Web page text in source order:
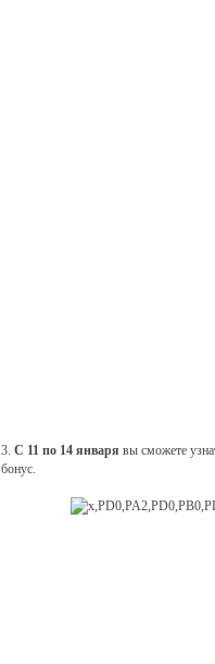
3. С 11 по 14 января вы сможете
бонус.